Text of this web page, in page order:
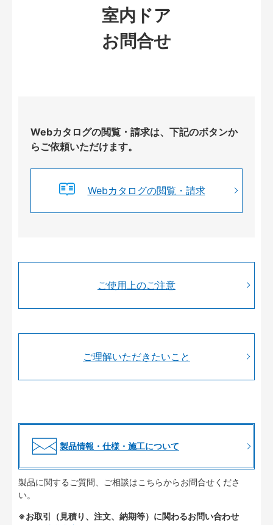
室内ドア
お問合せ
Webカタログの閲覧・請求は、下記のボタンか
らご依頼いただけます。
Webカタログの閲覧・請求
ご使用上のご注意
ご理解いただきたいこと
製品情報・仕様・施工について
製品に関するご質問、ご相談はこちらからお問合せくださ
い。
※お取引（見積り、注文、納期等）に関わるお問い合わせ